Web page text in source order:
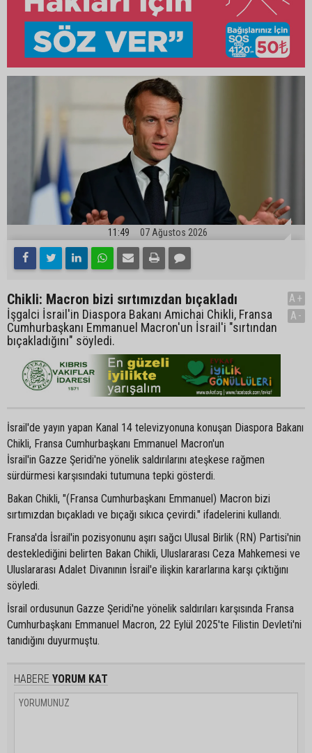
11:49 07 Ağustos 2026
Chikli: Macron bizi sırtımızdan bıçakladı
İşgalci İsrail'in Diaspora Bakanı Amichai Chikli, Fransa
Cumhurbaşkanı Emmanuel Macron'un İsrail'i "sırtından
bıçakladığını" söyledi.
A+
A-
İsrail'de yayın yapan Kanal 14 televizyonuna konuşan Diaspora Bakanı
Chikli, Fransa Cumhurbaşkanı Emmanuel Macron'un
İsrail'in Gazze Şeridi'ne yönelik saldırılarını ateşkese rağmen
sürdürmesi karşısındaki tutumuna tepki gösterdi.
Bakan Chikli, "(Fransa Cumhurbaşkanı Emmanuel) Macron bizi
sırtımızdan bıçakladı ve bıçağı sıkıca çevirdi." ifadelerini kullandı.
Fransa'da İsrail'in pozisyonunu aşırı sağcı Ulusal Birlik (RN) Partisi'nin
desteklediğini belirten Bakan Chikli, Uluslararası Ceza Mahkemesi ve
Uluslararası Adalet Divanının İsrail'e ilişkin kararlarına karşı çıktığını
söyledi.
İsrail ordusunun Gazze Şeridi'ne yönelik saldırıları karşısında Fransa
Cumhurbaşkanı Emmanuel Macron, 22 Eylül 2025'te Filistin Devleti'ni
tanıdığını duyurmuştu.
HABERE YORUM KAT